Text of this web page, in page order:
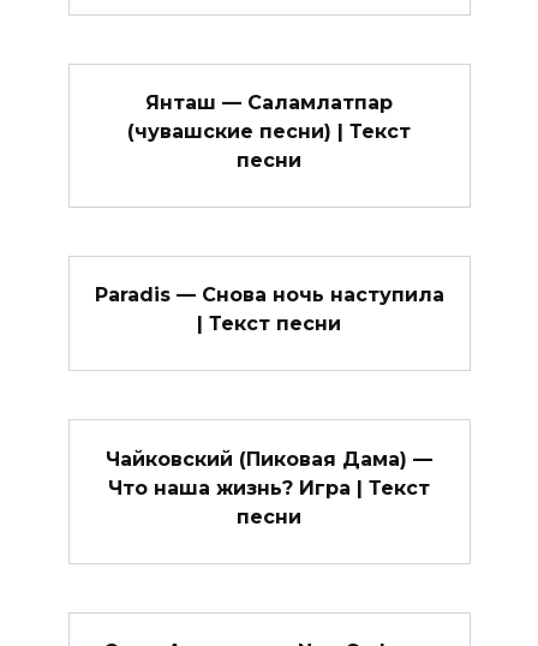
Янташ — Саламлатпар
(чувашские песни) | Текст
песни
Paradis — Снова ночь наступила
| Текст песни
Чайковский (Пиковая Дама) —
Что наша жизнь? Игра | Текст
песни